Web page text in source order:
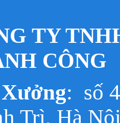
TY
CÔNG
: số
Trì, Hà